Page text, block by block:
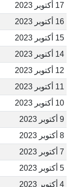
17 أكتوبر 2023
16 أكتوبر 2023
15 أكتوبر 2023
14 أكتوبر 2023
12 أكتوبر 2023
11 أكتوبر 2023
10 أكتوبر 2023
9 أكتوبر 2023
8 أكتوبر 2023
7 أكتوبر 2023
5 أكتوبر 2023
4 أكتوبر 2023